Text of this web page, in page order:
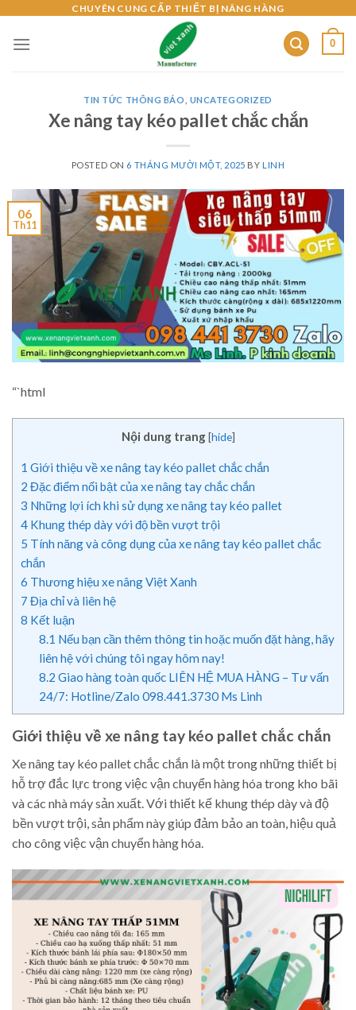
content
CHUYÊN CUNG CẤP THIẾT BỊ NÂNG HÀNG
0
TIN TỨC THÔNG BÁO UNCATEGORIZED
Xe nâng tay kéo pallet chắc chắn
POSTED ON 6 THÁNG MƯỜI MỘT, 2025 BY LINH
06
Th11
“`html
Nội dung trang [hide]
1 Giới thiệu về xe nâng tay kéo pallet chắc chắn
2 Đặc điểm nổi bật của xe nâng tay chắc chắn
3 Những lợi ích khi sử dụng xe nâng tay kéo pallet
4 Khung thép dày với độ bền vượt trội
5 Tính năng và công dụng của xe nâng tay kéo pallet chắc
chắn
6 Thương hiệu xe nâng Việt Xanh
7 Địa chỉ và liên hệ
8 Kết luận
8.1 Nếu bạn cần thêm thông tin hoặc muốn đặt hàng, hãy
liên hệ với chúng tôi ngay hôm nay!
8.2 Giao hàng toàn quốc LIÊN HỆ MUA HÀNG – Tư vấn
24/7: Hotline/Zalo 098.441.3730 Ms Linh
Giới thiệu về xe nâng tay kéo pallet chắc chắn
Xe nâng tay kéo pallet chắc chắn là một trong những thiết bị
hỗ trợ đắc lực trong việc vận chuyển hàng hóa trong kho bãi
và các nhà máy sản xuất. Với thiết kế khung thép dày và độ
bền vượt trội, sản phẩm này giúp đảm bảo an toàn, hiệu quả
cho công việc vận chuyển hàng hóa.